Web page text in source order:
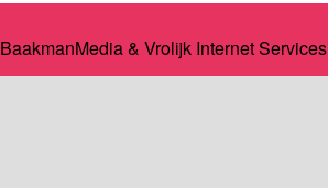
BaakmanMedia& Vrolijk Internet Services